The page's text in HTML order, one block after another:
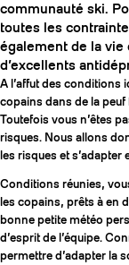
communauté ski.
toutes les
également de la
d’excellents
A l’affut des conditions
copains dans de la
Toutefois vous n’êtes
risques. Nous allons
les risques et s’adapter
Conditions réunies,
les copains, prêts à en
bonne petite météo
d’esprit de l’équipe.
permettre d’adapter la